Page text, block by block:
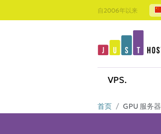
自2006年以来
VPS.
首页 GPU 服务器